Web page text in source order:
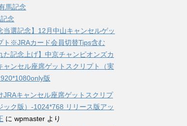
馬記念
念
当選記念】12月中山キャンセルゲッ
ト※JRAカード会員切替Tips含む
た記念上げ】中京チャンピオンズカ
ャンセル座席ゲットスクリプト（実
版
JRAキャンセル座席ゲットスクリプ
ック版）-1024*768 リリース版アッ
に wpmaster より